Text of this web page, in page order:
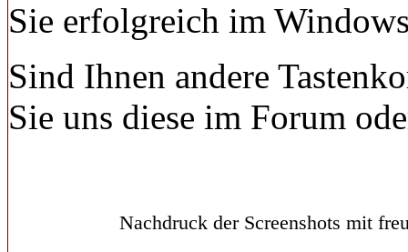
Sie erfolgreich im
Sind Ihnen andere
Sie uns diese im Forum
Nachdruck der Screenshots mit